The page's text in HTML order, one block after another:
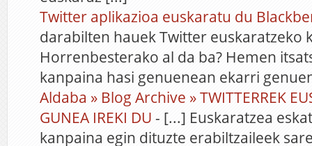
Twitter aplikazioa euskaratu du
darabilten hauek Twitter euskaratzeko
Horrenbesterako al da ba? Hemen
kanpaina hasi genuenean ekarri
Aldaba » Blog Archive » TWITTERREK
GUNEA IREKI DU - [...] Euskaratzea
kanpaina egin dituzte erabiltzaileek